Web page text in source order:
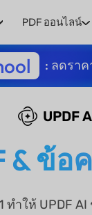
PDF ออนไลน์
: ลดรา
UPDF
ข้อ
ทำให้